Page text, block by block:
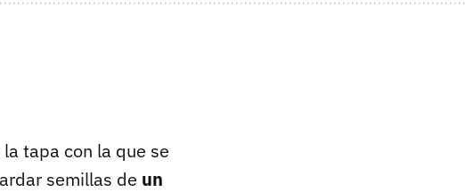
tapa con la que se
semillas de un